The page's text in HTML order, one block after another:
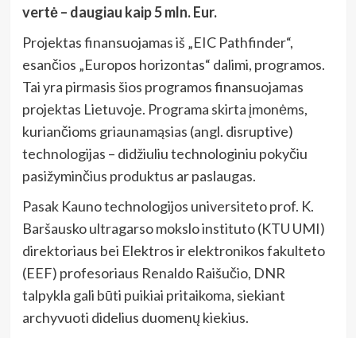
vertė – daugiau kaip 5 mln. Eur.
Projektas finansuojamas iš „EIC Pathfinder“,
esančios „Europos horizontas“ dalimi, programos.
Tai yra pirmasis šios programos finansuojamas
projektas Lietuvoje. Programa skirta įmonėms,
kuriančioms griaunamąsias (angl. disruptive)
technologijas – didžiuliu technologiniu pokyčiu
pasižyminčius produktus ar paslaugas.
Pasak Kauno technologijos universiteto prof. K.
Baršausko ultragarso mokslo instituto (KTU UMI)
direktoriaus bei Elektros ir elektronikos fakulteto
(EEF) profesoriaus Renaldo Raišučio, DNR
talpykla gali būti puikiai pritaikoma, siekiant
archyvuoti didelius duomenų kiekius.